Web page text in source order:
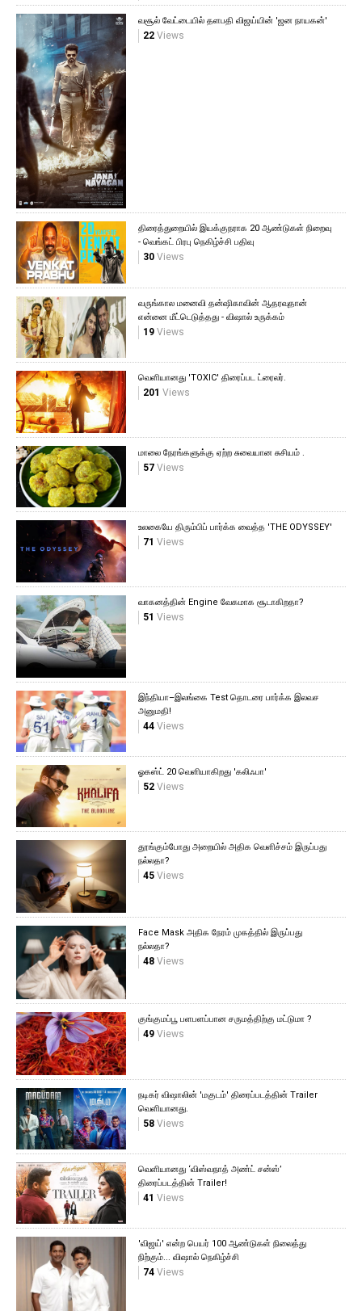
வசூல் வேட்டையில் தளபதி விஜய்யின் 'ஜன நாயகன்'
22Views
திரைத்துறையில் இயக்குநராக 20 ஆண்டுகள் நிறைவு
- வெங்கட் பிரபு நெகிழ்ச்சி பதிவு
30Views
வருங்கால மனைவி தன்ஷிகாவின் ஆதரவுதான்
என்னை மீட்டெடுத்தது - விஷால் உருக்கம்
19Views
வெளியானது 'TOXIC' திரைப்பட ட்ரைலர்.
201 Views
மாலை நேரங்களுக்கு ஏற்ற சுவையான சுசியம் .
57Views
உலகையே திரும்பிப் பார்க்க வைத்த 'THE ODYSSEY'
71 Views
வாகனத்தின் Engine வேகமாக சூடாகிறதா?
51 Views
இந்தியா–இலங்கை Test தொடரை பார்க்க இலவச
அனுமதி!
44Views
ஓகஸ்ட் 20 வெளியாகிறது 'கலிஃபா'
52Views
தூங்கும்போது அறையில் அதிக வெளிச்சம் இருப்பது
நல்லதா?
45Views
Face Mask அதிக நேரம் முகத்தில் இருப்பது
நல்லதா?
48Views
குங்குமப்பூ பளபளப்பான சருமத்திற்கு மட்டுமா ?
49Views
நடிகர் விஷாலின் 'மகுடம்' திரைப்படத்தின் Trailer
வெளியானது.
58Views
வெளியானது ‘விஸ்வநாத் அண்ட் சன்ஸ்’
திரைப்படத்தின் Trailer!
41 Views
'விஜய்' என்ற பெயர் 100 ஆண்டுகள் நிலைத்து
நிற்கும்... விஷால் நெகிழ்ச்சி
74Views